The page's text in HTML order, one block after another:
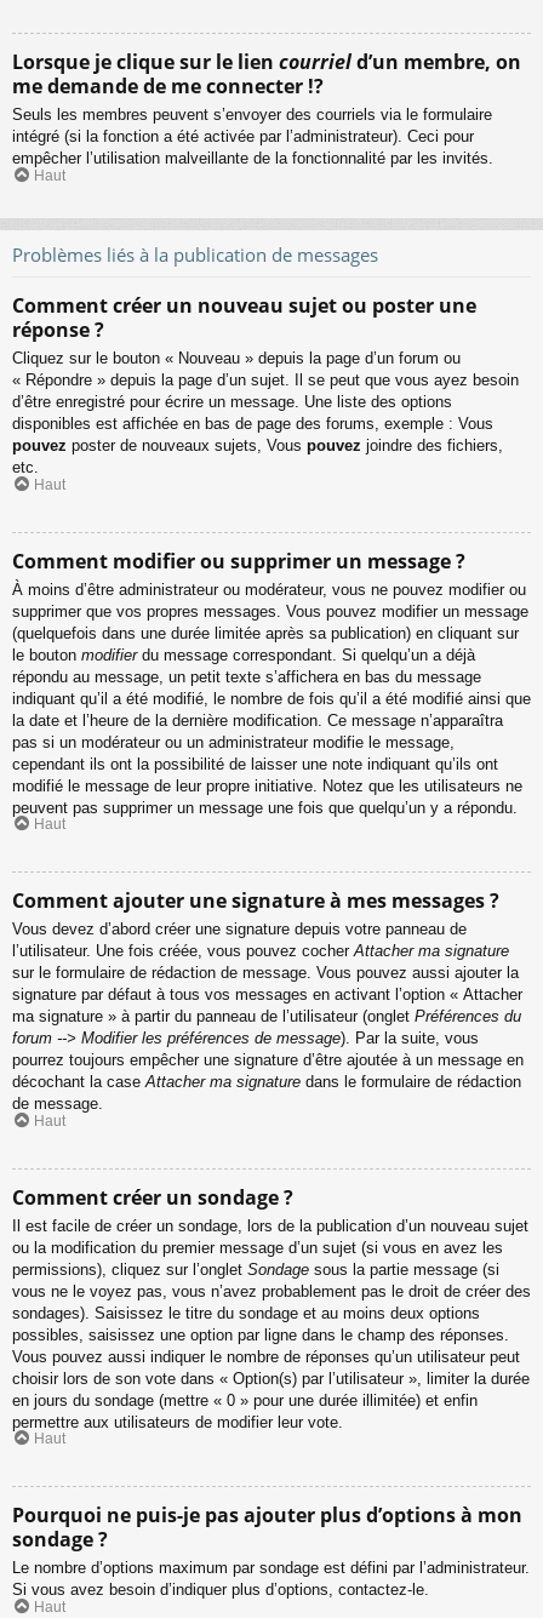
Lorsque je clique sur le lien courrield’un membre, on
me demande de me connecter !?
Seuls les membres peuvent s’envoyer des courriels via le formulaire
intégré (si la fonction a été activée par l’administrateur). Ceci pour
empêcher l’utilisation malveillante de la fonctionnalité par les invités.
Haut
Problèmes liés à la publication de messages
Comment créer un nouveau sujet ou poster une
réponse ?
Cliquez sur le bouton « Nouveau » depuis la page d’un forum ou
« Répondre » depuis la page d’un sujet. Il se peut que vous ayez besoin
d’être enregistré pour écrire un message. Une liste des options
disponibles est affichée en bas de page des forums, exemple : Vous
pouvez poster de nouveaux sujets, Vous pouvez joindre des fichiers,
etc.
Haut
Comment modifier ou supprimer un message ?
À moins d’être administrateur ou modérateur, vous ne pouvez modifier ou
supprimer que vos propres messages. Vous pouvez modifier un message
(quelquefois dans une durée limitée après sa publication) en cliquant sur
le bouton modifierdu message correspondant. Si quelqu’un a déjà
répondu au message, un petit texte s’affichera en bas du message
indiquant qu’il a été modifié, le nombre de fois qu’il a été modifié ainsi que
la date et l’heure de la dernière modification. Ce message n’apparaîtra
pas si un modérateur ou un administrateur modifie le message,
cependant ils ont la possibilité de laisser une note indiquant qu’ils ont
modifié le message de leur propre initiative. Notez que les utilisateurs ne
peuvent pas supprimer un message une fois que quelqu’un y a répondu.
Haut
Comment ajouter une signature à mes messages ?
Vous devez d’abord créer une signature depuis votre panneau de
l’utilisateur. Une fois créée, vous pouvez cocherAttacher ma signature
sur le formulaire de rédaction de message. Vous pouvez aussi ajouter la
signature par défaut à tous vos messages en activant l’option « Attacher
ma signature » à partir du panneau de l’utilisateur (onglet Préférences du
forum --> Modifier les préférences de message). Par la suite, vous
pourrez toujours empêcher une signature d’être ajoutée à un message en
décochant la caseAttacher ma signature dans le formulaire de rédaction
de message.
Haut
Comment créer un sondage ?
Il est facile de créer un sondage, lors de la publication d’un nouveau sujet
ou la modification du premier message d’un sujet (si vous en avez les
permissions), cliquez sur l’onglet Sondage sous la partie message (si
vous ne le voyez pas, vous n’avez probablement pas le droit de créer des
sondages). Saisissez le titre du sondage et au moins deux options
possibles, saisissez une option par ligne dans le champ des réponses.
Vous pouvez aussi indiquer le nombre de réponses qu’un utilisateur peut
choisir lors de son vote dans « Option(s) par l’utilisateur », limiter la durée
en jours du sondage (mettre « 0 » pour une durée illimitée) et enfin
permettre aux utilisateurs de modifier leur vote.
Haut
Pourquoi ne puis-je pas ajouter plus d’options à mon
sondage ?
Le nombre d’options maximum par sondage est défini par l’administrateur.
Si vous avez besoin d’indiquer plus d’options, contactez-le.
Haut